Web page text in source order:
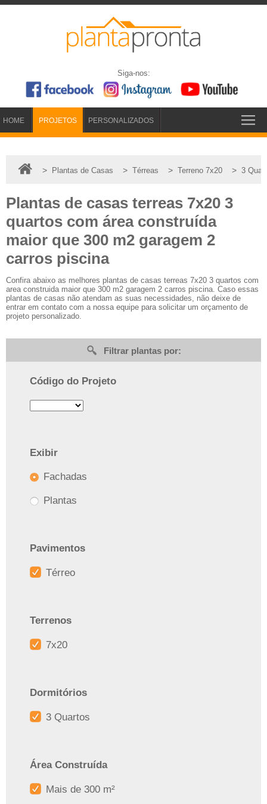
Siga-nos:
HOME PROJETOS PERSONALIZADOS
> Plantas de Casas > Térreas > Terreno 7x20 > 3
Plantas de casas terreas 7x20 3
quartos com área construída
maior que 300 m2 garagem 2
carros piscina
Confira abaixo as melhores plantas de casas terreas 7x20 3 quartos com
area construida maior que 300 m2 garagem 2 carros piscina. Caso essas
plantas de casas não atendam as suas necessidades, não deixe de
entrar em contato com a nossa equipe para solicitar um orçamento de
projeto personalizado.
Filtrar plantas por:
Código do Projeto
Exibir
Fachadas
Plantas
Pavimentos
Térreo
Terrenos
7x20
Dormitórios
3 Quartos
Área Construída
Mais de 300 m²